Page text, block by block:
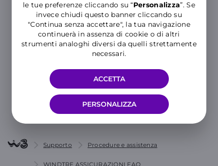
le tue preferenze cliccando su “Personalizza”. Se
invece chiudi questo banner cliccando su
"Continua senza accettare", la tua navigazione
continuerà in assenza di cookie o di altri
strumenti analoghi diversi da quelli strettamente
necessari.
PERSONALIZZA
ACCETTA
Hai ancora bisogno di aiuto?
Supporto Procedure e assistenza
WINDTRE ASSICURAZIONI FAQ